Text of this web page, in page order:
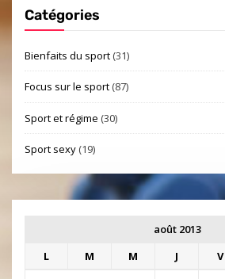
Catégories
Bienfaits du sport (31)
Focus sur le sport (87)
Sport et régime (30)
Sport sexy (19)
août 2013
L
M M J V